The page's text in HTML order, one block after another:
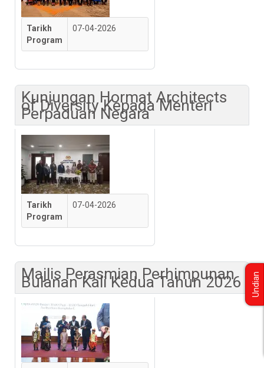
Tarikh
Program
07-04-2026
Kunjungan Hormat Architects
of Diversity Kepada Menteri
Perpaduan Negara
Tarikh
Program
07-04-2026
Majlis Perasmian Perhimpunan
Bulanan Kali Kedua Tahun 2026 Undian